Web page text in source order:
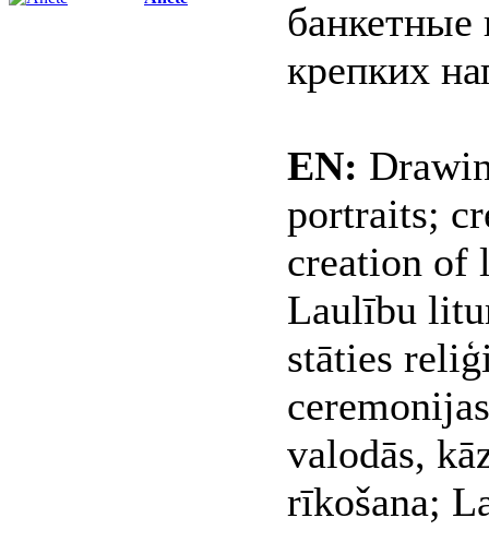
банкетные
крепких
EN:
portraits;
creation of
Laulību
stāties
valodās,
rīkošana;